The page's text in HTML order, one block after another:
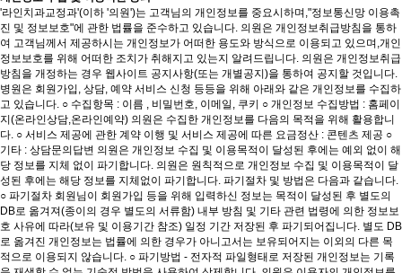
'라인치과교정과'(이하 '의원')는 고객님의 개인정보를 중요시하며,"정보통신망 이용촉
진 및 정보보호"에 관한 법률을 준수하고 있습니다. 의원은 개인정보취급방침을 통하
여 고객님께서 제공하시는 개인정보가 어떠한 용도와 방식으로 이용되고 있으며,개인
정보보호를 위해 어떠한 조치가 취해지고 있는지 알려드립니다. 의원은 개인정보취급
방침을 개정하는 경우 웹사이트 공지사항(또는 개별공지)을 통하여 공지할 것입니다.
병원은 회원가입, 상담, 예약 서비스 신청 등등을 위해 아래와 같은 개인정보를 수집하
고 있습니다. ○ 수집항목 : 이름 , 비밀번호, 이메일, 쿠키 ○ 개인정보 수집방법 : 홈페이
지(온라인상담,온라인예약) 의원은 수집한 개인정보를 다음의 목적을 위해 활용합니
다. ○ 서비스 제공에 관한 계약 이행 및 서비스 제공에 따른 요금정산 : 콘텐츠 제공 ○
기타 : 상담문의답변 의원은 개인정보 수집 및 이용목적이 달성된 후에는 예외 없이 해
당 정보를 지체 없이 파기합니다. 의원은 원칙적으로 개인정보 수집 및 이용목적이 달
성된 후에는 해당 정보를 지체없이 파기합니다. 파기절차 및 방법은 다음과 같습니다.
○ 파기절차 회원님이 회원가입 등을 위해 입력하신 정보는 목적이 달성된 후 별도의
DB로 옮겨져(종이의 경우 별도의 서류함) 내부 방침 및 기타 관련 법령에 의한 정보보
호 사유에 따라(보유 및 이용기간 참조) 일정 기간 저장된 후 파기되어집니다. 별도 DB
로 옮겨진 개인정보는 법률에 의한 경우가 아니고서는 보유되어지는 이외의 다른 목
적으로 이용되지 않습니다. ○ 파기방법 - 전자적 파일형태로 저장된 개인정보는 기록